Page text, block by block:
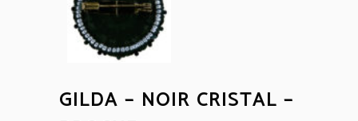
GILDA – NOIR CRISTAL –